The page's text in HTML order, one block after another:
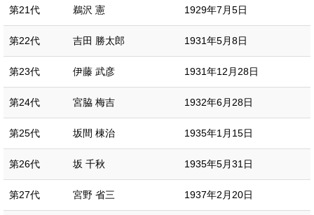
第21代 鵜沢 憲 1929年7月5日
第22代 吉田 勝太郎 1931年5月8日
第23代 伊藤 武彦 1931年12月28日
第24代 宮脇 梅吉 1932年6月28日
第25代 坂間 棟治 1935年1月15日
第26代 坂 千秋 1935年5月31日
第27代 宮野 省三 1937年2月20日